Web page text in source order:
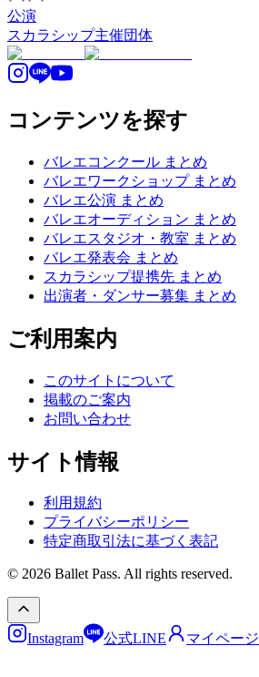
公演
スカラシップ主催団体
コンテンツを探す
バレエコンクール まとめ
バレエワークショップ まとめ
バレエ公演 まとめ
バレエオーディション まとめ
バレエスタジオ・教室 まとめ
バレエ発表会 まとめ
スカラシップ提携先 まとめ
出演者・ダンサー募集 まとめ
ご利用案内
このサイトについて
掲載のご案内
お問い合わせ
サイト情報
利用規約
プライバシーポリシー
特定商取引法に基づく表記
© 2026 Ballet Pass. All rights reserved.
Instagram 公式LINE マイページ